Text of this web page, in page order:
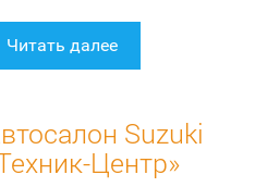
Читать далее
Suzuki
Центр»